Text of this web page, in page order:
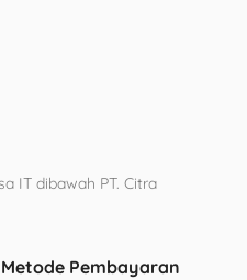
IT dibawah PT. Citra
Metode Pembayaran